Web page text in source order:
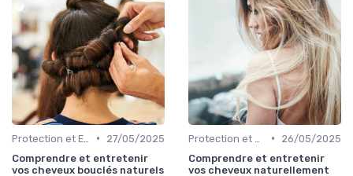
•
27/05/2025
Comprendre et entretenir
vos cheveux bouclés naturels
•
26/05/2025
Comprendre et entretenir
vos cheveux naturellement